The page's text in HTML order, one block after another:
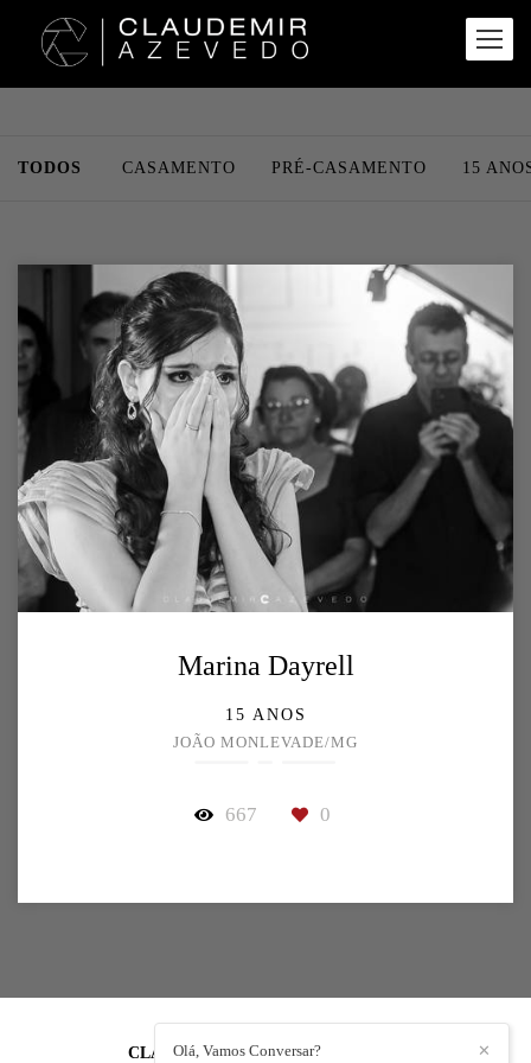
TODOS CASAMENTO PRÉ-CASAMENTO 15
Marina Dayrell
15 ANOS
JOÃO MONLEVADE/MG
667 0
CLAUDEMIR AZEVEDO/ ✕
Olá, Vamos Conversar?